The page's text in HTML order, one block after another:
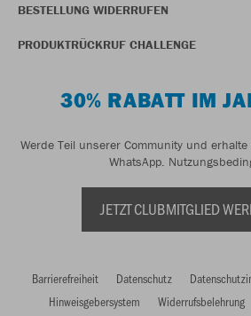
BESTELLUNG WIDERRUFEN
PRODUKTRÜCKRUF CHALLENGE
30% RABATT IM
Werde Teil unserer Community und
WhatsApp.
JETZT CLUBMITGLIED
Barrierefreiheit Datenschutz
Hinweisgebersystem
Widerrufsbelehrung